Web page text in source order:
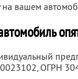
на вашем
, ОГРН